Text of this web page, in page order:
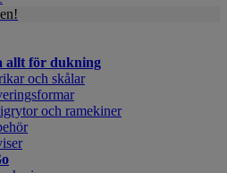
allt för dukning
och skålar
och ramekiner